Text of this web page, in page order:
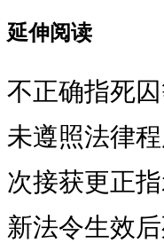
延伸阅读
不正确指死
未遵照法律
次接获更正
新法令生效